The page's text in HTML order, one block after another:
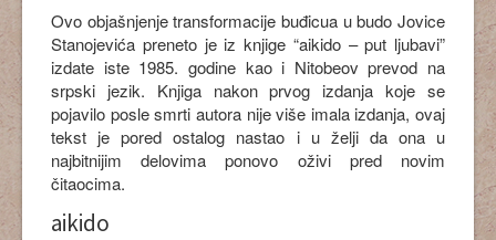
Ovo objašnjenje transformacije buđicua u budo Jovice
Stanojevića preneto je iz knjige “aikido – put ljubavi”
izdate iste 1985. godine kao i Nitobeov prevod na
srpski jezik. Knjiga nakon prvog izdanja koje se
pojavilo posle smrti autora nije više imala izdanja, ovaj
tekst je pored ostalog nastao i u želji da ona u
najbitnijim delovima ponovo oživi pred novim
čitaocima.
aikido